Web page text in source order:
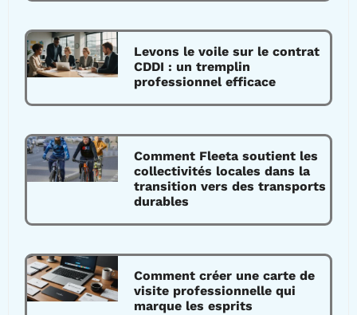
Levons le voile sur le contrat
CDDI : un tremplin
professionnel efficace
Comment Fleeta soutient les
collectivités locales dans la
transition vers des transports
durables
Comment créer une carte de
visite professionnelle qui
marque les esprits